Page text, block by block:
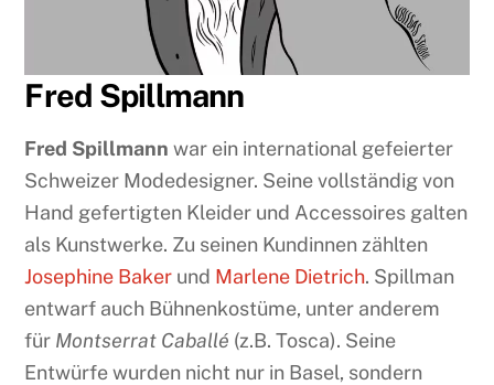
Fred Spillmann
Fred Spillmann war ein international gefeierter
Schweizer Modedesigner. Seine vollständig von
Hand gefertigten Kleider und Accessoires galten
als Kunstwerke. Zu seinen Kundinnen zählten
Josephine Baker und Marlene Dietrich. Spillman
entwarf auch Bühnenkostüme, unter anderem
für Montserrat Caballé (z.B. Tosca). Seine
Entwürfe wurden nicht nur in Basel, sondern